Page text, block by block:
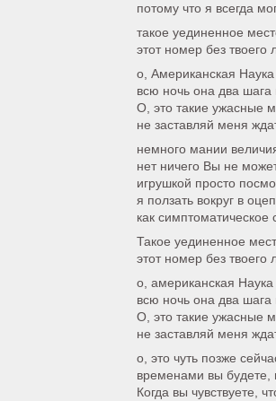
потому что я всегда
такое уединенное
этот номер без
о, Американская Наука
всю ночь она два шага
О, это такие ужасные
не заставляй меня
немного мании
нет ничего Вы не
игрушкой просто
я ползать вокруг в
как
Такое уединенное
этот номер без
о, американская Наука
всю ночь она два шага
О, это такие ужасные
не заставляй меня
о, это чуть позже
временами вы будете,
Когда вы чувствуете,